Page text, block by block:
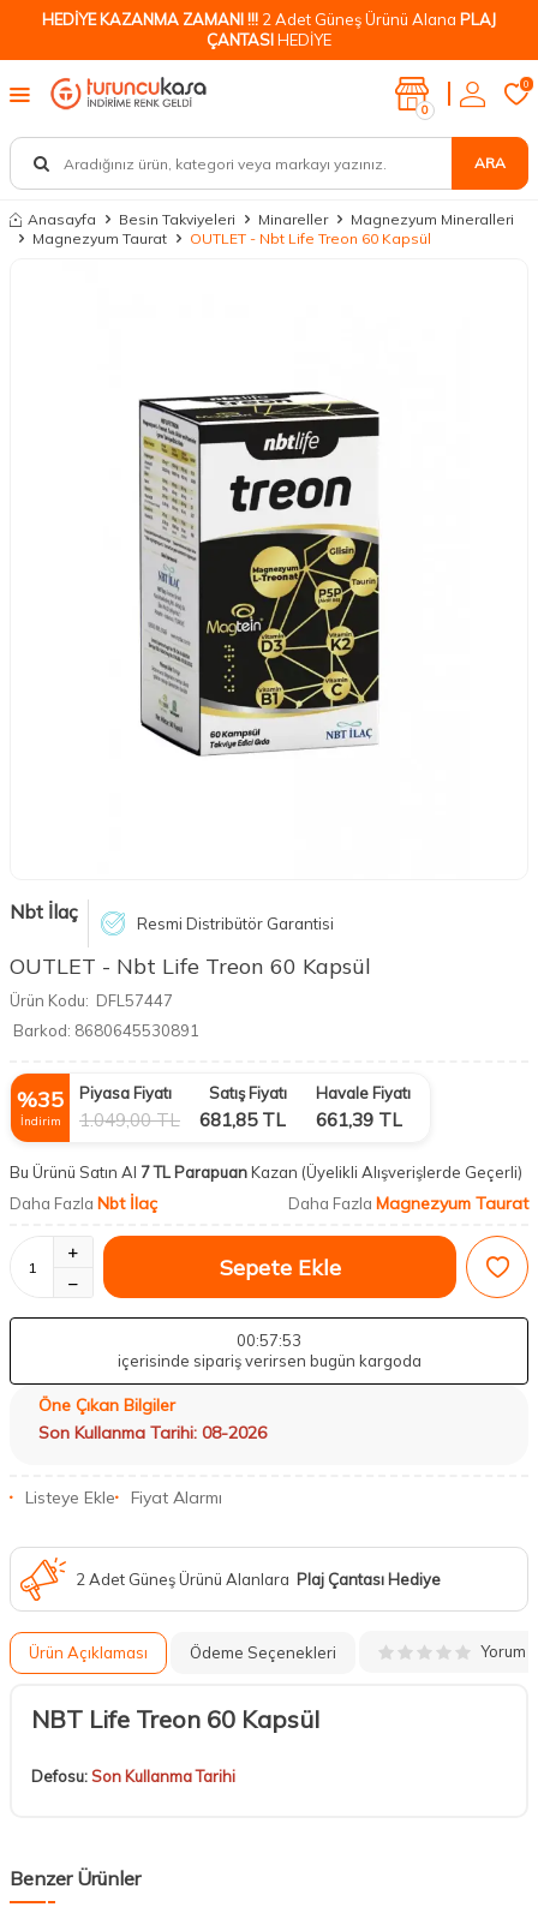
HEDİYE KAZANMA ZAMANI !!! 2 Adet Güneş Ürünü Alana PLAJ
ÇANTASIHEDİYE
ARA
0
0
Anasayfa Besin Takviyeleri Minareller
Magnezyum Mineralleri
Magnezyum Taurat
OUTLET - Nbt Life Treon 60 Kapsül
Nbt İlaç Resmi Distribütör Garantisi
OUTLET - Nbt Life Treon 60 Kapsül
Ürün Kodu: DFL57447
Barkod: 8680645530891
%35
İndirim
Piyasa Fiyatı
1.049,00TL
Satış Fiyatı
681,85TL
Havale Fiyatı
661,39 TL
Bu Ürünü Satın Al 7 TL ParapuanKazan (Üyelikli Alışverişlerde Geçerli)
Daha Fazla Nbt İlaç Daha Fazla Magnezyum Taurat
Sepete Ekle
00:57:52
içerisinde sipariş verirsen bugün kargoda
Öne Çıkan Bilgiler
Son Kullanma Tarihi: 08-2026
Listeye Ekle Fiyat Alarmı
2 Adet Güneş Ürünü Alanlara Plaj Çantası Hediye
Ürün Açıklaması Ödeme Seçenekleri Yorum
NBT Life Treon 60 Kapsül
Defosu:Son Kullanma Tarihi
Benzer Ürünler